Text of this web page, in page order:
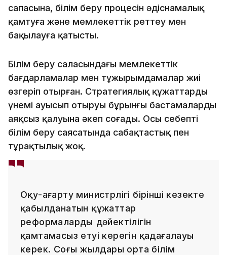
сапасына, білім беру процесін әдіснамалық
қамтуға және мемлекеттік реттеу мен
бақылауға қатысты.
Білім беру саласындағы мемлекеттік
бағдарламалар мен тұжырымдамалар жиі
өзгеріп отырған. Стратегиялық құжаттардың
үнемі ауысып отыруы бұрынғы бастамалардың
аяқсыз қалуына әкеп соғады. Осы себепті
білім беру саясатында сабақтастық пен
тұрақтылық жоқ.
Оқу-ағарту министрлігі бірінші кезекте
қабылданатын құжаттар
реформалардың дәйектілігін
қамтамасыз етуі керегін қадағалауы
керек. Соңғы жылдары орта білім